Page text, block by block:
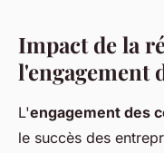
Impact de la
l'engagement
L'engagement des
le succès des